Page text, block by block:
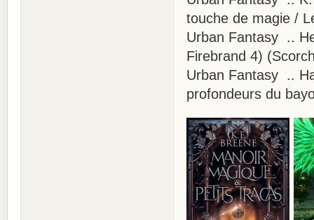
touche de magie /
Urban Fantasy ..
Firebrand 4)
Urban Fantasy ..
profondeurs du